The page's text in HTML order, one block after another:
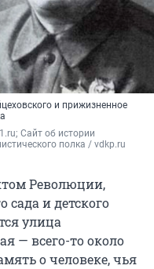
и прижизненное
Сайт об истории
полка / vdkp.ru
Революции,
сада и детского
улица
— всего-то около
о человеке, чья